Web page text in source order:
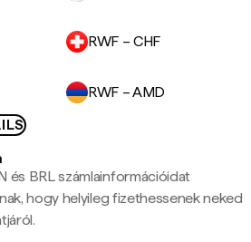
RWF – CHF
RWF – AMD
és BRL számlainformációidat
hogy helyileg fizethessenek neked